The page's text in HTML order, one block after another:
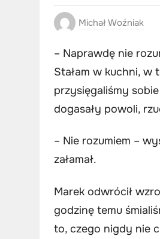
Michał Woźniak
– Naprawdę nie
Stałam w kuchni, w
przysięgaliśmy
dogasały powoli,
– Nie rozumiem –
załamał.
Marek odwrócił
godzinę temu
to, czego nigdy nie